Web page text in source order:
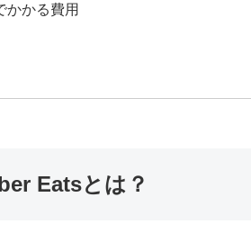
かかる費用
Eatsとは？